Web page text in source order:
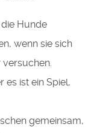
Hunde
wenn sie sich
es ist ein Spiel,
gemeinsam,